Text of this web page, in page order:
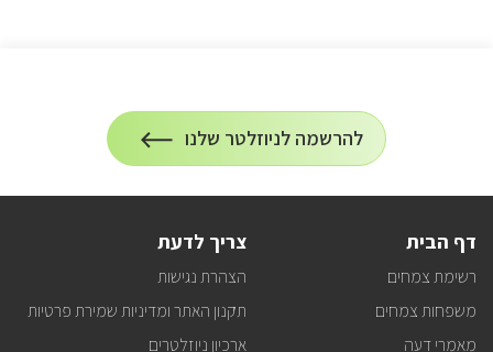
הרשמה
להרשמה לניוזלטר שלנו
על
הרשמה
דף הבית
רשימת צמחים
משפחות צמחים
מאמרי דעה
צריך לדעת
הצהרת נגישות
תקנון האתר ומדיניות שמירת פרטיות
ארכיון ניוזלטרים